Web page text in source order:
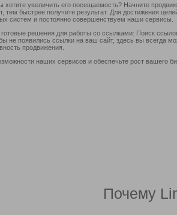
хотите увеличить его посещаемость? Начните
тем быстрее получите результат. Для достижения
систем и постоянно совершенствуем наши сервисы.
решения для работы со ссылками: Поиск
не появились ссылки на ваш сайт, здесь вы всегда
продвижения.
наших сервисов и обеспечьте рост вашего
Почему